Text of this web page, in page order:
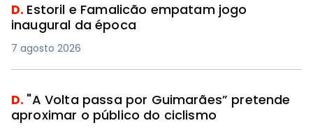
D. Estoril e Famalicão empatam jogo
inaugural da época
7 agosto 2026
D. "A Volta passa por Guimarães” pretende
aproximar o público do ciclismo